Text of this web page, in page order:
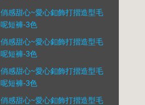
俏感甜心~愛心釦飾打摺造型毛
呢短褲-3色
俏感甜心~愛心釦飾打摺造型毛
呢短褲-3色
俏感甜心~愛心釦飾打摺造型毛
呢短褲-3色
俏感甜心~愛心釦飾打摺造型毛